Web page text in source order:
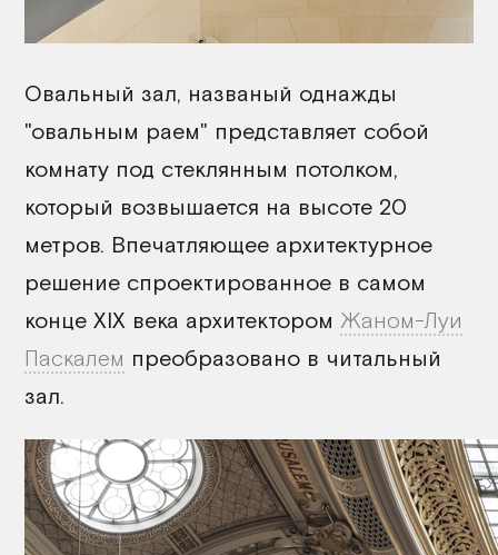
Овальный зал, названый однажды
"овальным раем" представляет собой
комнату под стеклянным потолком,
который возвышается на высоте 20
метров. Впечатляющее архитектурное
решение спроектированное в самом
конце XIX века архитектором Жаном-Луи
Паскалем преобразовано в читальный
зал.